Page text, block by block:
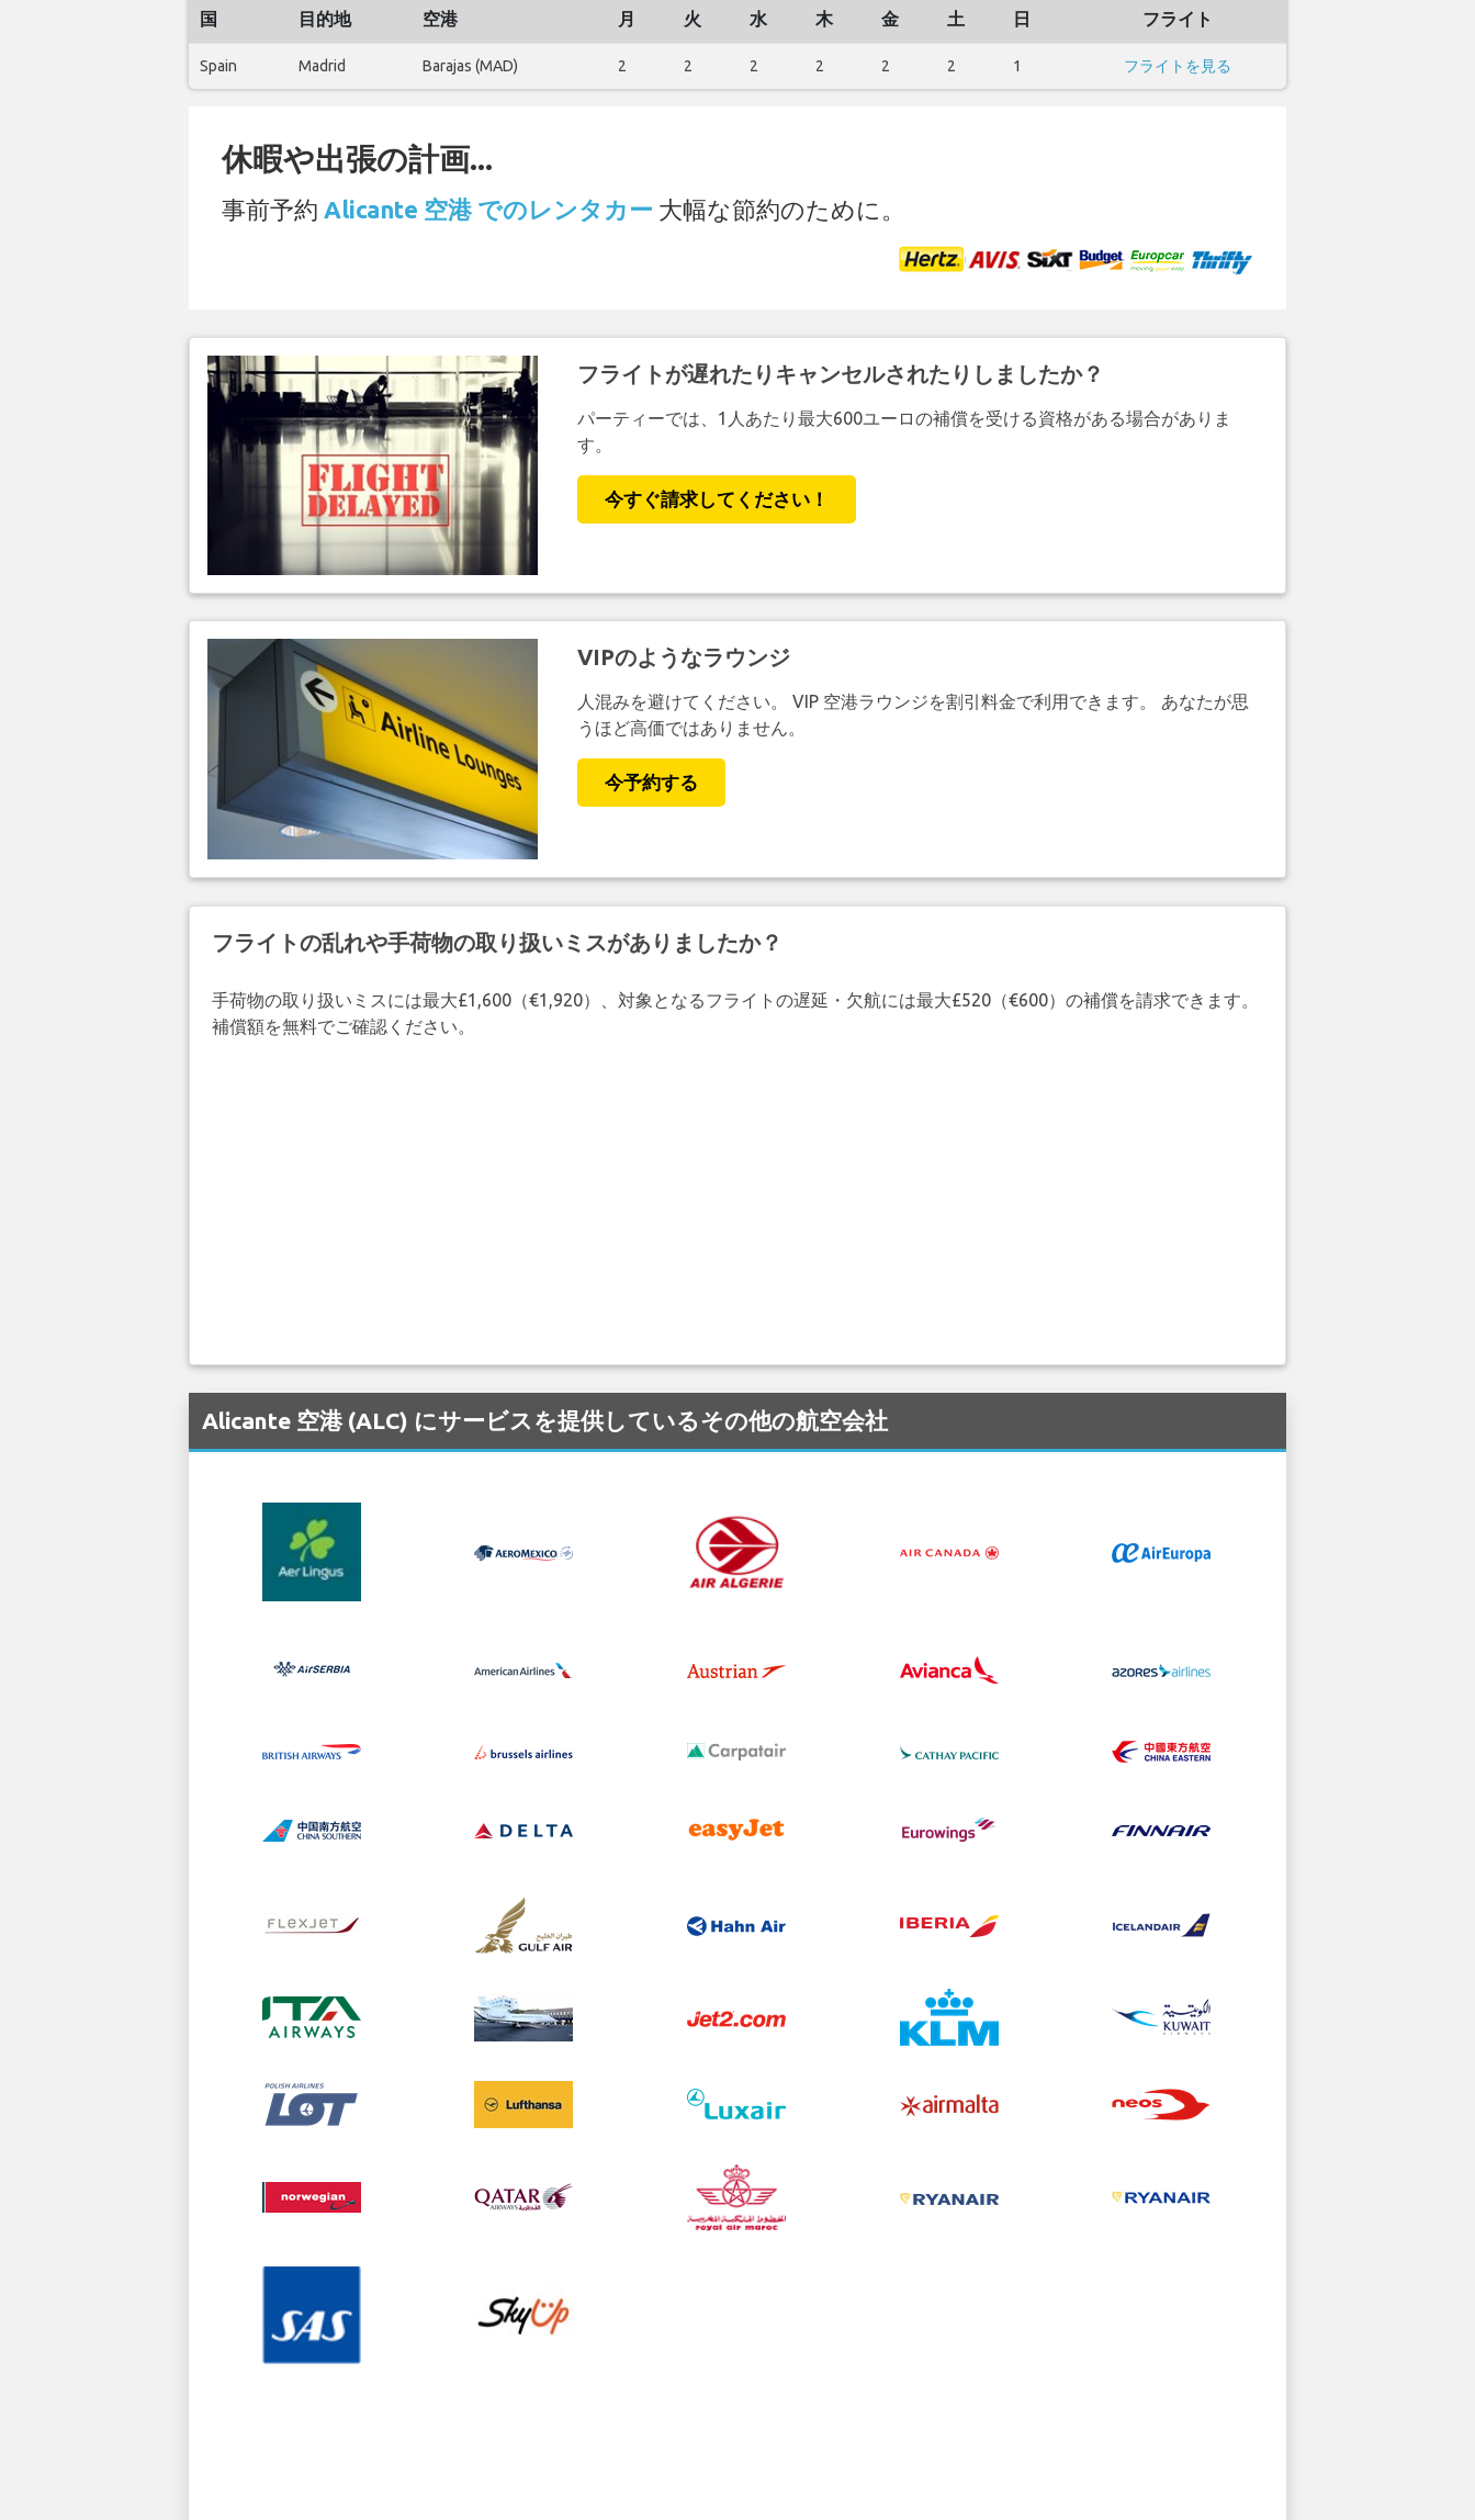
国 目的地 空港 月 火 水 木 金 土 日 フライト
Spain Madrid Barajas (MAD) 2 2 2 2 2 2 1 フライトを見る
休暇や出張の計画...
事前予約 Alicante 空港 でのレンタカー 大幅な節約のために。
フライトが遅れたりキャンセルされたりしましたか？
パーティーでは、1人あたり最大600ユーロの補償を受ける資格がある場合がありま
す。
今すぐ請求してください！
VIPのようなラウンジ
人混みを避けてください。 VIP 空港ラウンジを割引料金で利用できます。 あなたが思
うほど高価ではありません。
今予約する
フライトの乱れや手荷物の取り扱いミスがありましたか？
手荷物の取り扱いミスには最大£1,600（€1,920）、対象となるフライトの遅延・欠航には最大£520（€600）の補償を請求できます。
補償額を無料でご確認ください。
Alicante 空港 (ALC) にサービスを提供しているその他の航空会社